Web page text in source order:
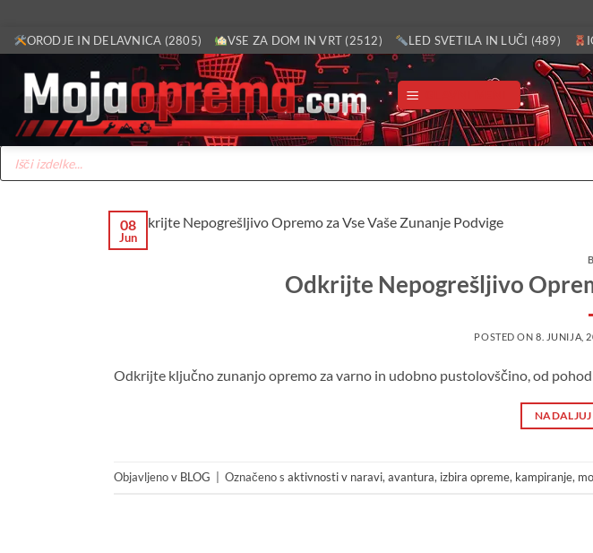
Skoči
na
vsebino
ORODJE IN DELAVNICA (2805) VSE ZA DOM IN VRT (2512) LED SVETILA IN LUČI (489)
Products
search
08
Jun
Odkrijte Nepogrešljivo
POSTED ON8. JUNIJA,
Odkrijte ključno zunanjo opremo za varno in udobno pustolovščino, od
Objavljeno v BLOG Označeno s aktivnosti v naravi,avantura, izbira opreme, kampiranje,